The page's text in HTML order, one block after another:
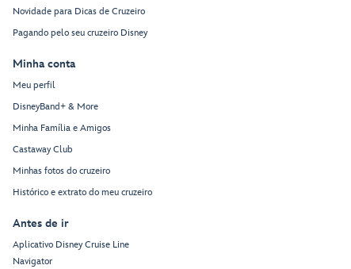
Novidade para Dicas de Cruzeiro
Pagando pelo seu cruzeiro Disney
Minha conta
Meu perfil
DisneyBand+ & More
Minha Família e Amigos
Castaway Club
Minhas fotos do cruzeiro
Histórico e extrato do meu cruzeiro
Antes de ir
Aplicativo Disney Cruise Line
Navigator